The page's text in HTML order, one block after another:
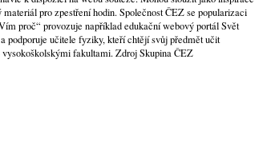
pro zpestření hodin. Společnost ČEZ se popularizaci
proč“ provozuje například edukační webový portál Svět
podporuje učitele fyziky, kteří chtějí svůj předmět učit
fakultami. Zdroj Skupina ČEZ